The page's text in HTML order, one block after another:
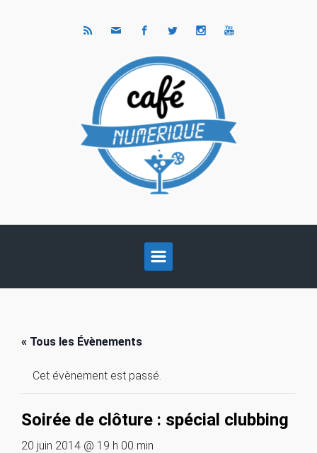
« Tous les Évènements
Cet évènement est passé.
Soirée de clôture : spécial clubbing
20 juin 2014 @ 19 h 00 min